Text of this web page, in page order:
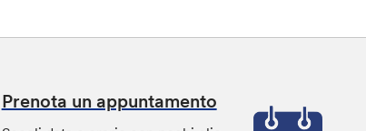
Prenota un appuntamento